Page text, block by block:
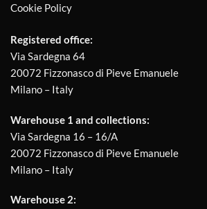
Cookie Policy
Registered office:
Via Sardegna 64
20072 Fizzonasco di Pieve Emanuele
Milano – Italy
Warehouse 1 and collections:
Via Sardegna 16 – 16/A
20072 Fizzonasco di Pieve Emanuele
Milano – Italy
Warehouse 2: